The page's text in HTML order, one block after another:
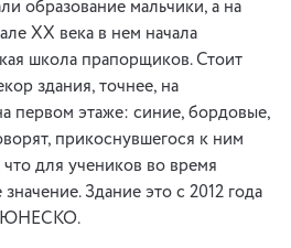
образование мальчики, а на
ХХ века в нем начала
школа прапорщиков. Стоит
здания, точнее, на
первом этаже: синие, бордовые,
прикоснувшегося к ним
что для учеников во время
Здание это с 2012 года
ЮНЕСКО.